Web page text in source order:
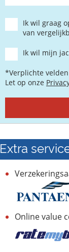
Ik wil graag
van
Ik wil mijn
*Verplichte velden
Let op onze
Extra
Online value